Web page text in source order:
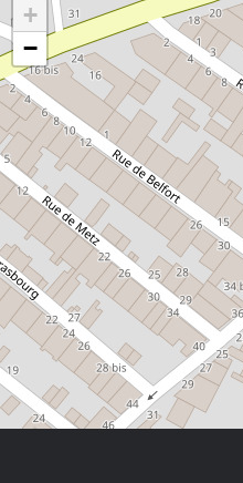
+
−